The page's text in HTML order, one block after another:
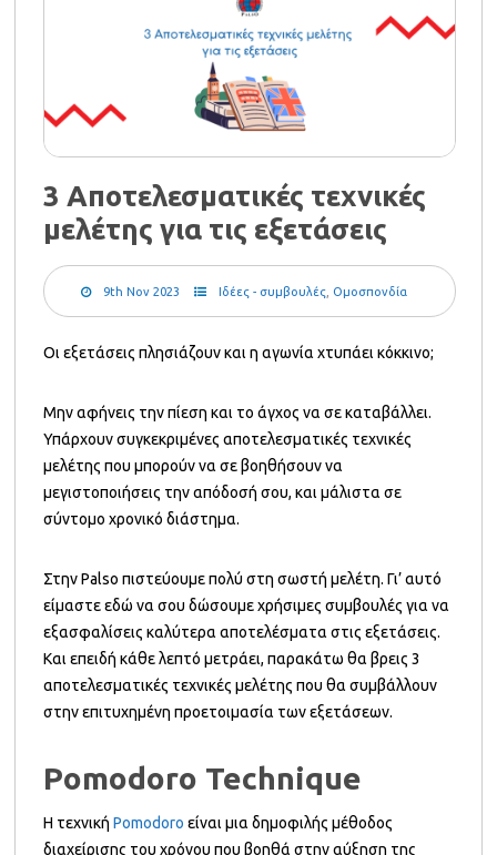
3 Αποτελεσματικές τεχνικές
μελέτης για τις εξετάσεις
9th Nov 2023 Ιδέες - συμβουλές, Ομοσπονδία
Οι εξετάσεις πλησιάζουν και η αγωνία χτυπάει κόκκινο;
Μην αφήνεις την πίεση και το άγχος να σε καταβάλλει.
Υπάρχουν συγκεκριμένες αποτελεσματικές τεχνικές
μελέτης που μπορούν να σε βοηθήσουν να
μεγιστοποιήσεις την απόδοσή σου, και μάλιστα σε
σύντομο χρονικό διάστημα.
Στην Palso πιστεύουμε πολύ στη σωστή μελέτη. Γι’ αυτό
είμαστε εδώ να σου δώσουμε χρήσιμες συμβουλές για να
εξασφαλίσεις καλύτερα αποτελέσματα στις εξετάσεις.
Και επειδή κάθε λεπτό μετράει, παρακάτω θα βρεις 3
αποτελεσματικές τεχνικές μελέτης που θα συμβάλλουν
στην επιτυχημένη προετοιμασία των εξετάσεων.
Pomodoro Technique
Η τεχνικήPomodoro είναι μια δημοφιλής μέθοδος
διαχείρισης του χρόνου που βοηθά στην αύξηση της